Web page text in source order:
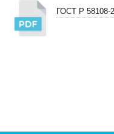
ГОСТ Р 58108-